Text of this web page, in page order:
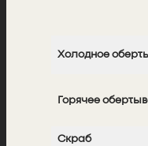
Холодное
Горячее
Скраб